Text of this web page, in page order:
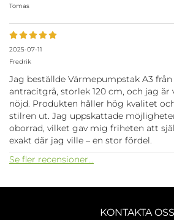
Tomas
2025-07-11
Fredrik
Jag beställde Värmepumpstak A3
antracitgrå, storlek 120 cm, och jag
nöjd. Produkten håller hög kvalitet
stilren ut. Jag uppskattade
oborrad, vilket gav mig friheten att
exakt där jag ville – en stor fördel.
Se fler recensioner...
KONTAKTA OSS